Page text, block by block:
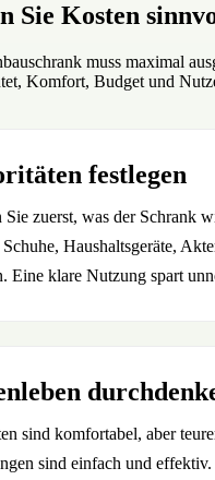
Sie Kosten
muss maximal
Komfort, Budget und
festlegen
Sie zuerst, was der Schrank
Haushaltsgeräte,
Eine klare Nutzung spart
sind komfortabel, aber
sind einfach und